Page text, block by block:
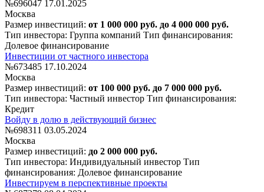
№696047 17.01.2025
Москва
Размер инвестиций: от 1 000 000 руб. до 4 000 000 руб.
Тип инвестора: Группа компаний Тип финансирования:
Долевое финансирование
Инвестиции от частного инвестора
№673485 17.10.2024
Москва
Размер инвестиций: от 100 000 руб. до 7 000 000 руб.
Тип инвестора: Частный инвестор Тип финансирования:
Кредит
Войду в долю в действующий бизнес
№698311 03.05.2024
Москва
Размер инвестиций: до 2 000 000 руб.
Тип инвестора: Индивидуальный инвестор Тип
финансирования: Долевое финансирование
Инвестируем в перспективные проекты